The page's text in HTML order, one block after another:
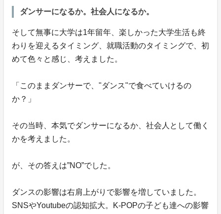
ダンサーになるか。社会人になるか。
そして無事に大学は1年留年、楽しかった大学生活も終
わりを迎えるタイミング、就職活動のタイミングで、初
めて色々と感じ、考えました。
「このままダンサーで、"ダンス"で食べていけるの
か？」
その当時、本気でダンサーになるか、社会人として働く
かを考えました。
が、その答えは”NO”でした。
ダンスの影響は右肩上がりで影響を増していました。
SNSやYoutubeの認知拡大。K-POPの子ども達への影響